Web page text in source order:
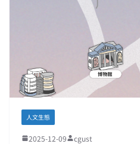
人文生態
2025-12-09 cgust